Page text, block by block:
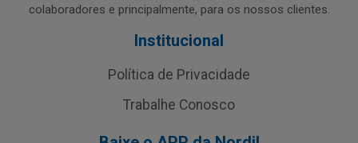
colaboradores e principalmente, para os nossos clientes.
Institucional
Política de Privacidade
Trabalhe Conosco